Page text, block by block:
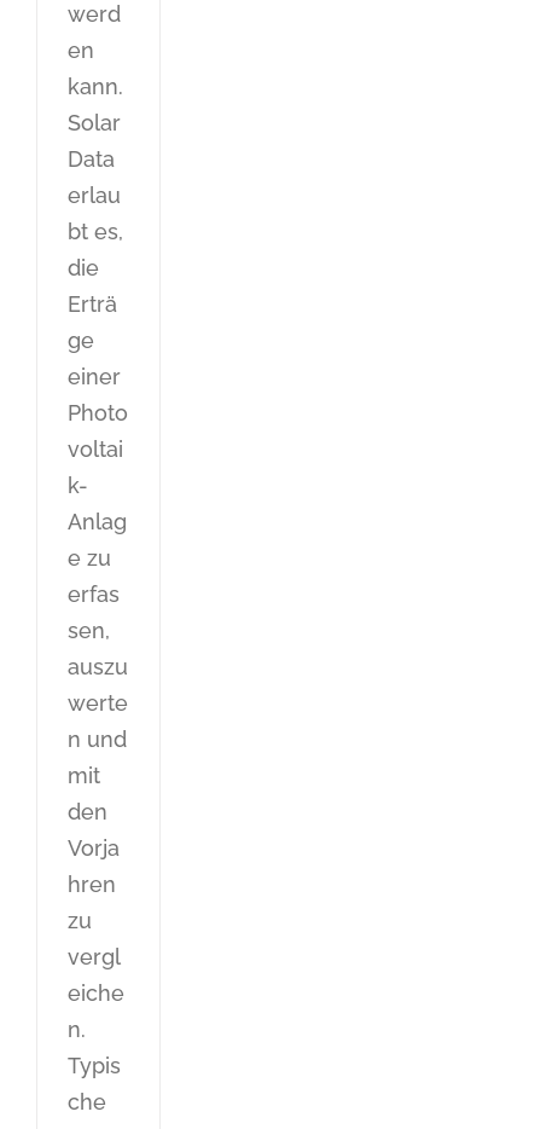
werd
en
kann.
Solar
Data
erlau
bt es,
die
Erträ
ge
einer
Photo
voltai
k-
Anlag
e zu
erfas
sen,
auszu
werte
n und
mit
den
Vorja
hren
zu
vergl
eiche
n.
Typis
che